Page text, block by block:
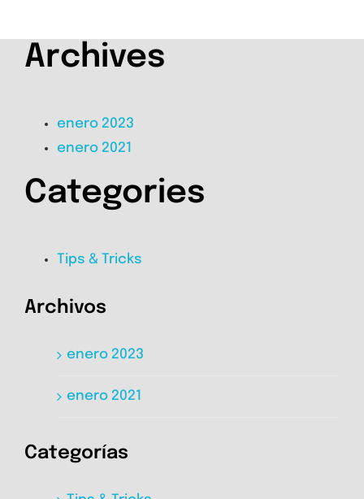
Archives
enero 2023
enero 2021
Categories
Tips & Tricks
Archivos
enero 2023
enero 2021
Categorías